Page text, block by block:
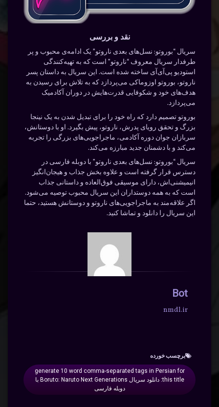
نقد و بررسی
سریال “بوروتو: نسل‌های بعدی ناروتو” یک ادامه‌ی محبوب و پر
طرفدار سریال معروف “ناروتو” است که به تهیه‌کنندگی
استودیو پی‌آی‌آی ساخته شده است. این سریال به داستان پسر
ناروتو، بوروتو اوزوماکی می‌پردازد که به تلاش برای رسیدن به
هدف‌های خود و شکوفایی قدرت‌هایش در دوران آکادمیک
می‌پردازد.
بوروتو تصمیم دارد که راه خود را برای تبدیل شدن به یک نینجا
بزرگ و تحقق رویای پدرش، ناروتو، پیش بگیرد. او با دوستانش،
سربازان جوان دوره آکادمی، ماجراجویی‌های بزرگی را تجربه
می‌کند و با دشمنان جدید مبارزه می‌کند.
سریال “بوروتو: نسل‌های بعدی ناروتو” با دوبله فارسی در
دسترس قرار گرفته است و علاوه بخش جذاب و هیجان‌انگیز
انیمیشنی‌اش، دارای موسیقی فوق‌العاده و داستانی جذاب
است که به همه دوستداران این سریال محبوب توصیه می‌شود.
اگر علاقه‌مند به ماجراجویی‌های ناروتو و دوستانش هستید، حتما
این سریال را دانلود و تماشا کنید.
Bot
nmdl.ir
برچسب‌ خورده
generate 10 word comma-separated tags in Persian for
this title: دانلود سریال Boruto: Naruto Next Generations با
دوبله فارسی